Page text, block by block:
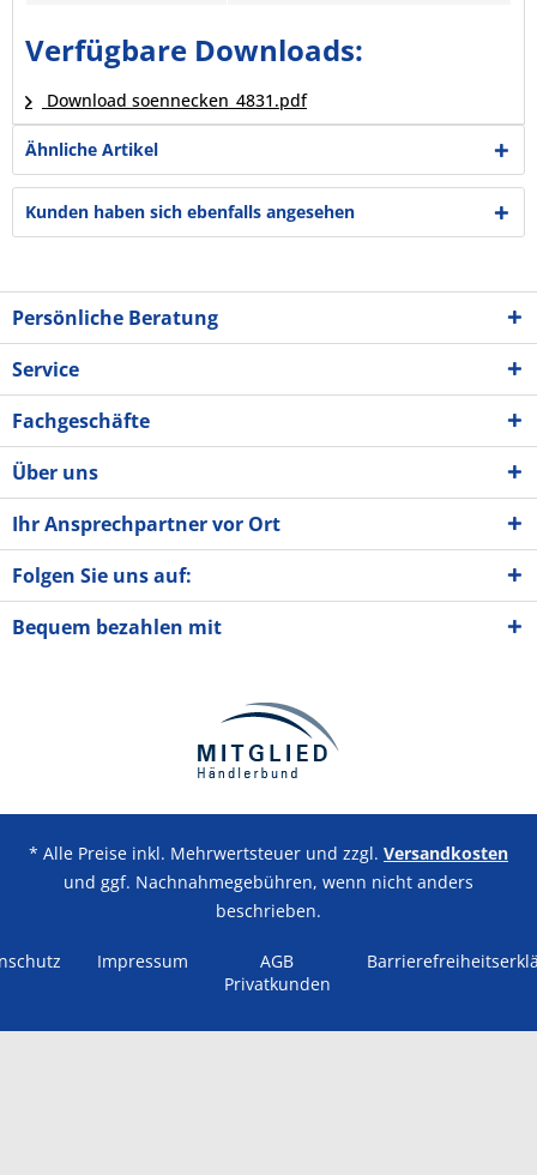
Verfügbare Downloads:
Download soennecken_4831.pdf
Ähnliche Artikel
Kunden haben sich ebenfalls angesehen
Persönliche Beratung
Service
Fachgeschäfte
Über uns
Ihr Ansprechpartner vor Ort
Folgen Sie uns auf:
Bequem bezahlen mit
* Alle Preise inkl. Mehrwertsteuer und zzgl. Versandkosten
und ggf. Nachnahmegebühren, wenn nicht anders
beschrieben.
Impressum
AGB
Privatkunden